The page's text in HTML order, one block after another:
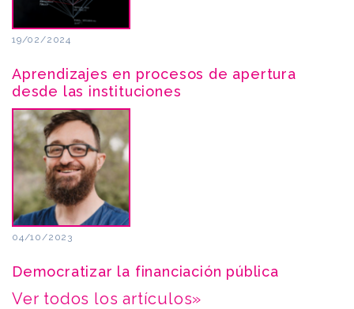
19/02/2024
Aprendizajes en procesos de apertura
desde las instituciones
04/10/2023
Democratizar la financiación pública
Ver todos los artículos»